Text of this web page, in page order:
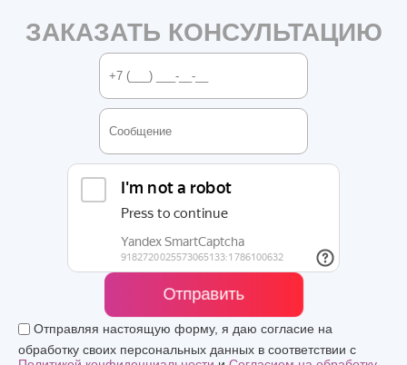
ЗАКАЗАТЬ КОНСУЛЬТАЦИЮ
Отправить
Отправляя настоящую форму, я даю согласие на
обработку своих персональных данных в соответствии с